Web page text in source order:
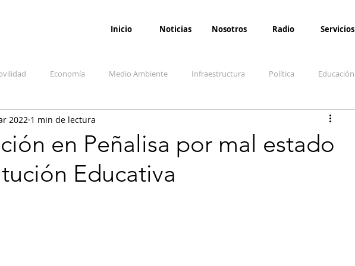
Inicio Noticias Nosotros Radio Servicios
Economía Medio Ambiente Infraestructura Política Educación
Salud Opinión Paz
y sociedad Denuncia Ciudadana Conflicto armado interno
en Peñalisa por mal estado
Educativa
2022 1 min de lectura